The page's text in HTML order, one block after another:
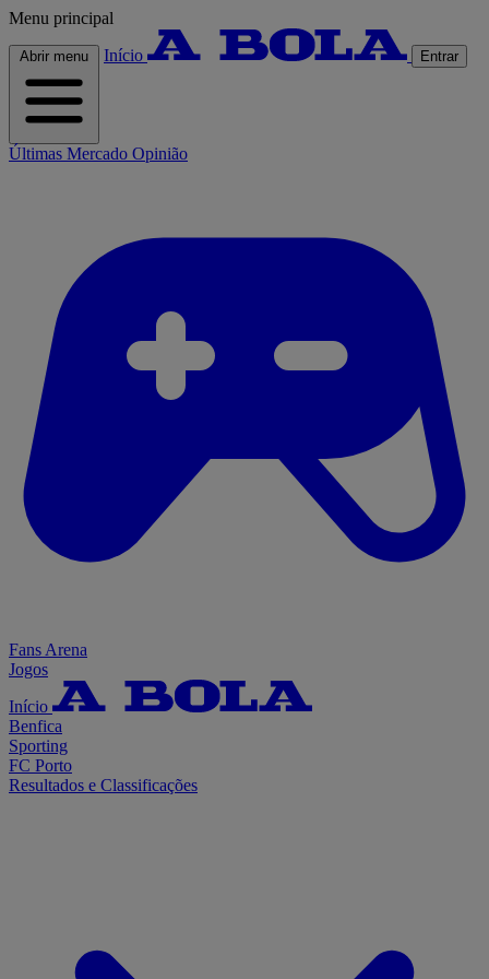
Menu principal
Abrir menu Início Entrar
Últimas Mercado Opinião
Fans Arena
Jogos
Início
Benfica
Sporting
FC Porto
Resultados e Classificações